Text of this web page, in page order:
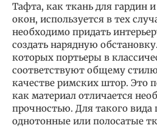
Тафта, как ткань для гардин
окон, используется в тех
необходимо придать
создать нарядную
которых портьеры в
соответствуют общему
качестве римских штор. Это
как материал отличается
прочностью. Для такого
однотонные или полосатые